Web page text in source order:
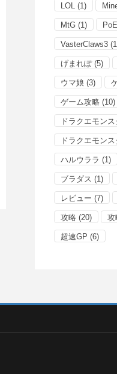
LOL (1)
MtG (1) PoE
VasterClaws3
げまれぽ(5)
ウマ娘 (3)
ゲーム攻略 (10)
ドラクエモン
ドラクエモンス
ハルウララ (1)
ブラダス (1)
レビュー (7)
攻略 (20) 攻
超速GP (6)